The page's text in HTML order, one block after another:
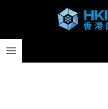
Toggle